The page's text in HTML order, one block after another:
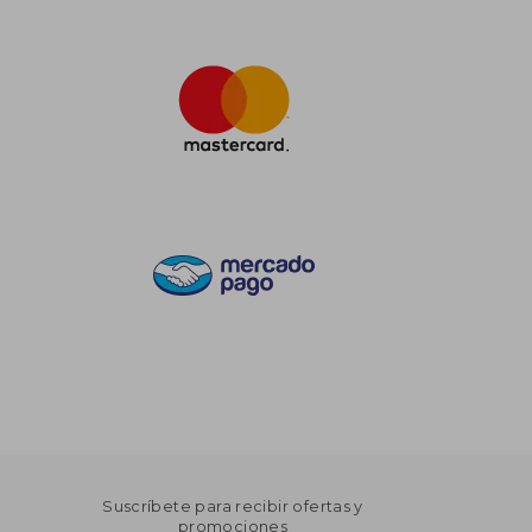
Suscríbete para recibir ofertas y
promociones